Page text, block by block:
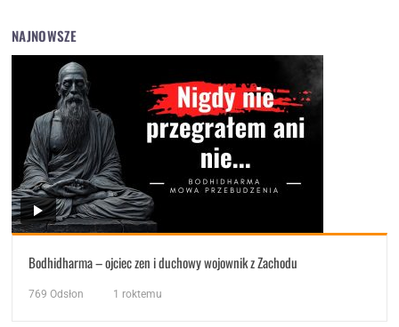
NAJNOWSZE
Bodhidharma – ojciec zen i duchowy wojownik z Zachodu
769 Odsłon 1 roktemu